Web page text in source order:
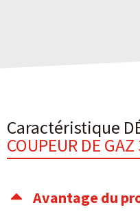
Caractéristique
COUPEUR DE GAZ
Avantage du